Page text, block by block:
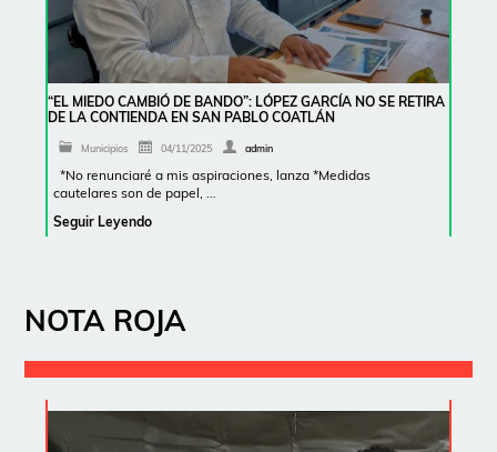
“EL MIEDO CAMBIÓ DE BANDO”: LÓPEZ GARCÍA NO SE RETIRA
DE LA CONTIENDA EN SAN PABLO COATLÁN
Municipios 04/11/2025 admin
*No renunciaré a mis aspiraciones, lanza *Medidas
cautelares son de papel, …
Seguir Leyendo
NOTA ROJA